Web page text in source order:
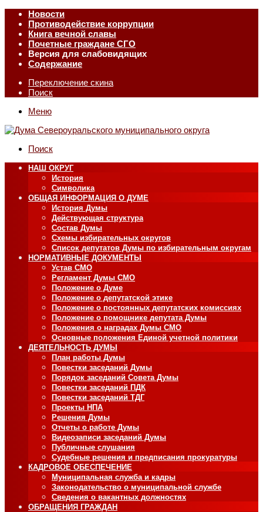
Новости
Противодействие коррупции
Книга вечной славы
Почетные граждане СГО
Версия для слабовидящих
Содержание
Переключение скина
Поиск
Меню
Поиск
НАШ ОКРУГ
История
Символика
ОБЩАЯ ИНФОРМАЦИЯ О ДУМЕ
История Думы
Действующая структура
Состав Думы
Схемы избирательных округов
Список депутатов Думы по избирательным округам
НОРМАТИВНЫЕ ДОКУМЕНТЫ
Устав СМО
Регламент Думы СМО
Положение о Думе
Положение о депутатской этике
Положение о постоянных депутатских комиссиях
Положение о помощнике депутата Думы
Положения о наградах Думы СМО
Основные положения Единой учетной политики
ДЕЯТЕЛЬНОСТЬ ДУМЫ
План работы Думы
Повестки заседаний Думы
Порядок заседаний Совета Думы
Повестки заседаний ПДК
Повестки заседаний ТДГ
Проекты НПА
Решения Думы
Отчеты о работе Думы
Видеозаписи заседаний Думы
Публичные слушания
Судебные решения и предписания прокуратуры
КАДРОВОЕ ОБЕСПЕЧЕНИЕ
Муниципальная служба и кадры
Законодательство о муниципальной службе
Сведения о вакантных должностях
ОБРАЩЕНИЯ ГРАЖДАН